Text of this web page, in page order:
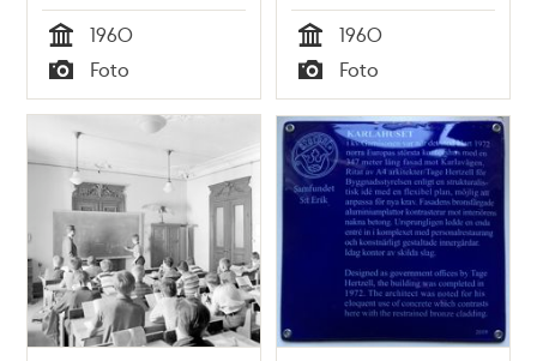
Tid
1960
Typ
Foto Tid
1960
Typ
Foto